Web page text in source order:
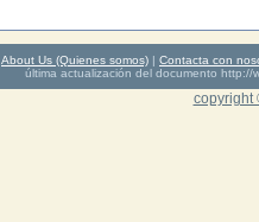
About Us (Quienes somos) | Contacta con
última actualización del documento http://
copyright